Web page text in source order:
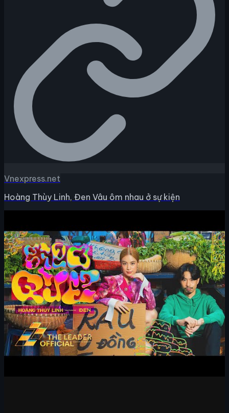
Vnexpress.net
Hoàng Thùy Linh, Đen Vâu ôm nhau ở sự kiện